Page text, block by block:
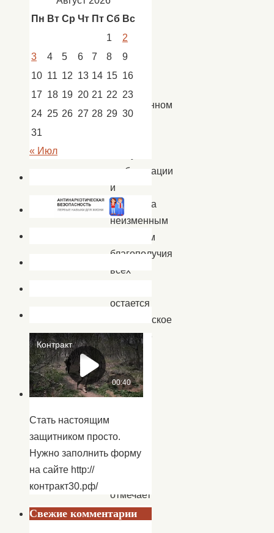
Новости
новости
РДК
В
современном
глобализации
и
прогресса
неизменным
фактором
благополучия
всех
остается
человеческое
здоровье
—
главная
ценность
весь
отмечает
День
Пн Вт Ср Чт Пт Сб Вс
1
2
3
4 5 6 7 8
9
10 11 12 13 14 15 16
17 18 19 20 21 22 23
24 25 26 27 28 29 30
31
« Июл
Стать настоящим
защитником просто.
Нужно заполнить форму
на сайте http://
контракт30.рф/
Свежие комментарии